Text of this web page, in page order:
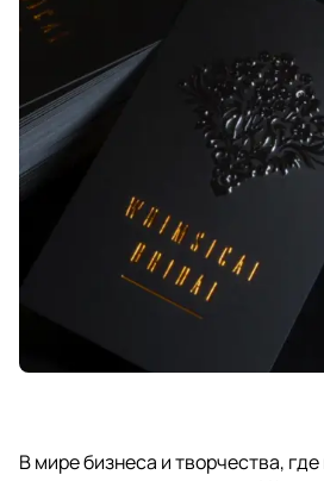
В мире бизнеса и творчества,